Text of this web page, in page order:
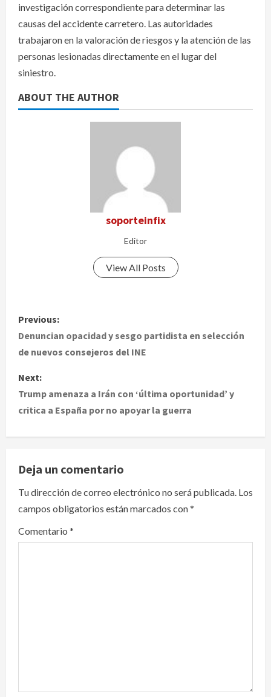
investigación correspondiente para determinar las
causas del accidente carretero. Las autoridades
trabajaron en la valoración de riesgos y la atención de las
personas lesionadas directamente en el lugar del
siniestro.
ABOUT THE AUTHOR
soporteinfix
Editor
View All Posts
P
o
t
n
a
v
i
g
a
Previous:
Denuncian opacidad y sesgo partidista en selección
de nuevos consejeros del INE
Next:
Trump amenaza a Irán con ‘última oportunidad’ y
critica a España por no apoyar la guerra
Deja un comentario
Tu dirección de correo electrónico no será publicada. Los
campos obligatorios están marcados con*
Comentario *